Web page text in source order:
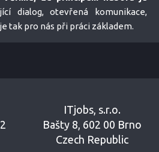
dialog, otevřená komunikace,
tak pro nás při práci základem.
ITjobs, s.r.o.
Bašty 8, 602 00 Brno
Czech Republic